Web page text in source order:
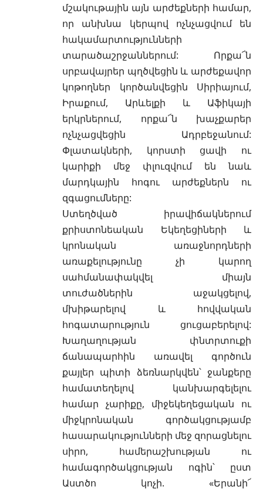
մշակութային այն արժեքների համար,
որ անխնա կերպով ոչնչացվում են
հակամարտությունների
տարածաշրջաններում: Որքա՜ն
սրբավայրեր պղծվեցին և արժեքավոր
կոթողներ կործանվեցին Սիրիայում,
Իրաքում, Արևելքի և Աֆիկայի
երկրներում, որքա՜ն խաչքարեր
ոչնչացվեցին Ադրբեջանում:
Փլատակների, կորստի ցավի ու
կարիքի մեջ փլուզվում են նաև
մարդկային հոգու արժեքներն ու
զգացումները:
Ստեղծված իրավիճակներում
քրիստոնեական Եկեղեցիների և
կրոնական առաջնորդների
առաքելությունը չի կարող
սահմանափակվել միայն
տուժածներին աջակցելով,
մխիթարելով և հովվական
հոգատարություն ցուցաբերելով:
Խաղաղության փնտրտուքի
ճանապարհին առավել գործուն
քայլեր պիտի ձեռնարկվեն՝ ջանքերը
համատեղելով կանխարգելելու
համար չարիքը, միջեկեղեցական ու
միջկրոնական գործակցությամբ
հասարակությունների մեջ զորացնելու
սիրո, համերաշխության ու
համագործակցության ոգին՝ ըստ
Աստծո կոչի. «Երանի՜